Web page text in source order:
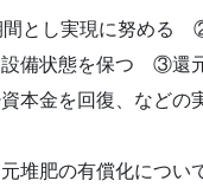
とし実現に努める
設備状態を保つ ③還
金を回復、などの
堆肥の有償化につい